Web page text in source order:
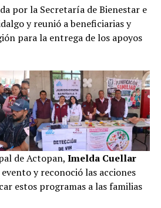
por la Secretaría de Bienestar e
y reunió a beneficiarias y
para la entrega de los apoyos
de Actopan, Imelda Cuellar
y reconoció las acciones
estos programas a las familias